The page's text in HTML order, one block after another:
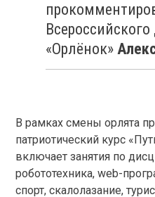
«Орлёнок»
В рамках смены орлята
патриотический курс
включает занятия по
робототехника, web-
спорт, скалолазание,